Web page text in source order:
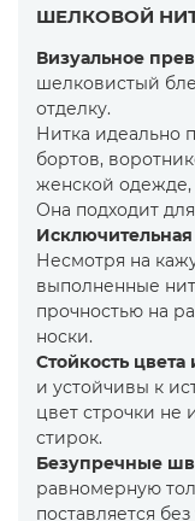
ШЕЛКОВОЙ
Визуальное
шелковистый
отделку.
Нитка идеально
бортов,
женской одежде,
Она подходит
Исключительная
Несмотря на
выполненные
прочностью на
носки.
Стойкость цвета
и устойчивы к
цвет строчки не
стирок.
Безупречные
равномерную
поставляется